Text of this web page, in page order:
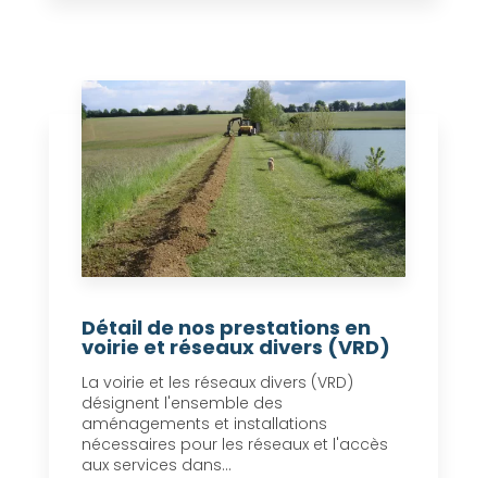
Détail de nos prestations en
voirie et réseaux divers (VRD)
La voirie et les réseaux divers (VRD)
désignent l'ensemble des
aménagements et installations
nécessaires pour les réseaux et l'accès
aux services dans...